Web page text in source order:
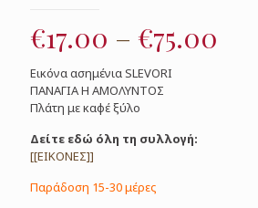
€17.00 – €75.00
Εικόνα ασημένια SLEVORI
ΠΑΝΑΓΙΑ Η ΑΜΟΛΥΝΤΟΣ
Πλάτη με καφέ ξύλο
Δείτε εδώ όλη τη συλλογή:
[[ΕΙΚΟΝΕΣ]]
Παράδοση 15-30 μέρες